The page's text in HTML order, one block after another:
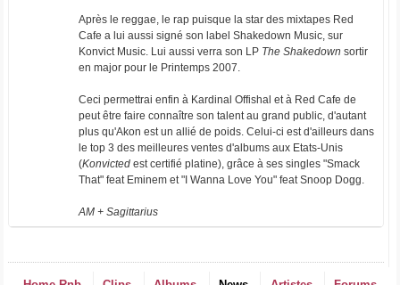
Après le reggae, le rap puisque la star des mixtapes Red
Cafe a lui aussi signé son label Shakedown Music, sur
Konvict Music. Lui aussi verra son LP The Shakedown sortir
en major pour le Printemps 2007.
Ceci permettrai enfin à Kardinal Offishal et à Red Cafe de
peut être faire connaître son talent au grand public, d'autant
plus qu'Akon est un allié de poids. Celui-ci est d'ailleurs dans
le top 3 des meilleures ventes d'albums aux Etats-Unis
(Konvictedest certifié platine), grâce à ses singles "Smack
That" feat Eminem et "I Wanna Love You" feat Snoop Dogg.
AM + Sagittarius